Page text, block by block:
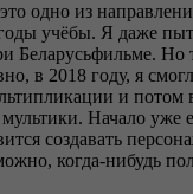
одно из
учёбы. Я даже
Беларусьфильме. Но
в 2018 году, я
и потом
Начало уже
создавать
когда-нибудь